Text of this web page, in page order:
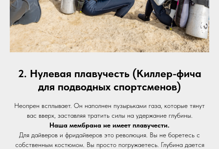
2. Нулевая плавучесть (Киллер-фича
для подводных спортсменов)
Неопрен всплывает. Он наполнен пузырьками газа, которые тянут
вас вверх, заставляя тратить силы на удержание глубины.
Наша мембрана не имеет плавучести.
Для дайверов и фридайверов это революция. Вы не боретесь с
собственным костюмом. Вы просто погружаетесь. Глубина дается